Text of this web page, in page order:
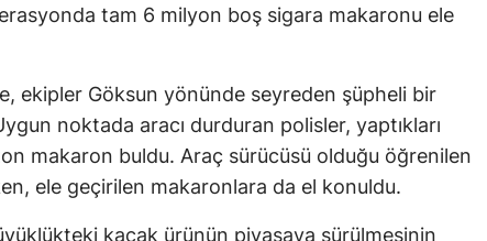
tam 6 milyon boş sigara makaronu ele
ekipler Göksun yönünde seyreden şüpheli bir
noktada aracı durduran polisler, yaptıkları
makaron buldu. Araç sürücüsü olduğu öğrenilen
ele geçirilen makaronlara da el konuldu.
kaçak ürünün piyasaya sürülmesinin